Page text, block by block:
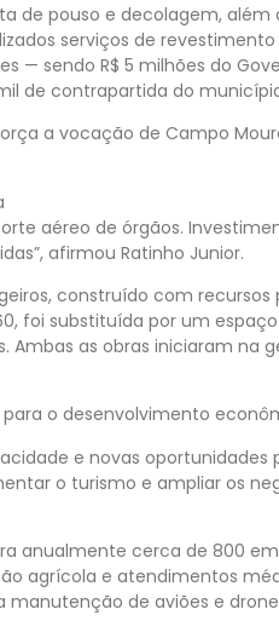
de pouso e decolagem,
serviços de
— sendo R$ 5 milhões do
de contrapartida do
a vocação de Campo
aéreo de órgãos.
afirmou Ratinho Junior.
construído com recursos
foi substituída por um
as obras iniciaram na
o desenvolvimento
e novas oportunidades
o turismo e ampliar os
anualmente cerca de 800
agrícola e atendimentos
de aviões e